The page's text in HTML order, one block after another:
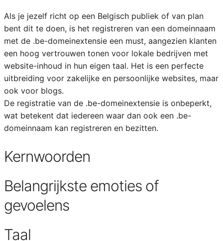
Als je jezelf richt op een Belgisch publiek of van plan
bent dit te doen, is het registreren van een domeinnaam
met de .be-domeinextensie een must, aangezien klanten
een hoog vertrouwen tonen voor lokale bedrijven met
website-inhoud in hun eigen taal. Het is een perfecte
uitbreiding voor zakelijke en persoonlijke websites, maar
ook voor blogs.
De registratie van de .be-domeinextensie is onbeperkt,
wat betekent dat iedereen waar dan ook een .be-
domeinnaam kan registreren en bezitten.
Kernwoorden
Belangrijkste emoties of
gevoelens
Taal